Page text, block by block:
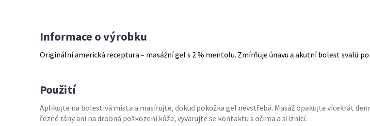
Informace o výrobku
Originální americká receptura – masážní gel s 2 % mentolu. Zmírňuje únavu a akutní bolest svalů
Použití
Aplikujte na bolestivá místa a masírujte, dokud pokožka gel nevstřebá. Masáž opakujte vícekrát
řezné rány ani na drobná poškození kůže, vyvarujte se kontaktu s očima a sliznicí.